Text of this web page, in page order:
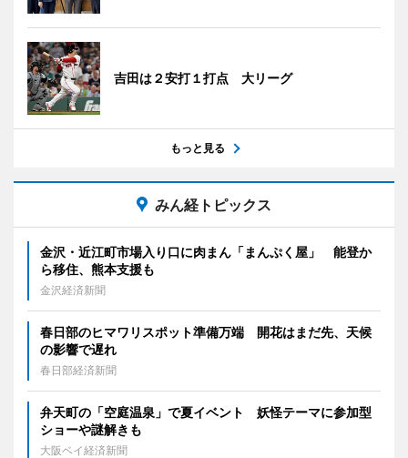
吉田は２安打１打点 大リーグ
もっと見る
みん経トピックス
金沢・近江町市場入り口に肉まん「まんぷく屋」 能登か
ら移住、熊本支援も
金沢経済新聞
春日部のヒマワリスポット準備万端 開花はまだ先、天候
の影響で遅れ
春日部経済新聞
弁天町の「空庭温泉」で夏イベント 妖怪テーマに参加型
ショーや謎解きも
大阪ベイ経済新聞